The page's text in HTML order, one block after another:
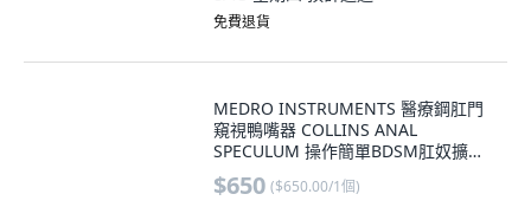
免費退貨
MEDRO INSTRUMENTS 醫療鋼肛門
窺視鴨嘴器 COLLINS ANAL
SPECULUM 操作簡單BDSM肛奴擴張
訓練, 1個, S尺寸
$650 ($650.00/1個)